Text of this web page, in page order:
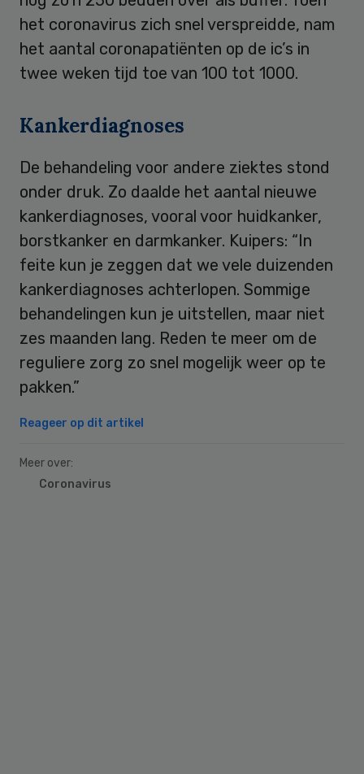
het coronavirus zich snel verspreidde, nam
het aantal coronapatiënten op de ic’s in
twee weken tijd toe van 100 tot 1000.
Kankerdiagnoses
De behandeling voor andere ziektes stond
onder druk. Zo daalde het aantal nieuwe
kankerdiagnoses, vooral voor huidkanker,
borstkanker en darmkanker. Kuipers: “In
feite kun je zeggen dat we vele duizenden
kankerdiagnoses achterlopen. Sommige
behandelingen kun je uitstellen, maar niet
zes maanden lang. Reden te meer om de
reguliere zorg zo snel mogelijk weer op te
pakken.”
Reageer op dit artikel
Meer over:
Coronavirus